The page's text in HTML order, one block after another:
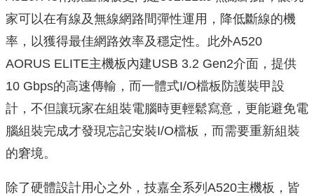
家可以在有線及無線網路間彈性運用，降低斷線的機
率，以獲得最佳網路效率及穩定性。此外A520
AORUS ELITE主機板內建USB 3.2 Gen2介面，提供
10 Gbps的高速傳輸，而一體式I/O檔板防護裝甲設
計，不但讓玩家在組裝電腦時更輕鬆寫意，更能避免電
腦組裝完成才發現忘記安裝I/O檔板，而需要重新組裝
的窘境。
除了硬體設計用心之外，技嘉全系列A520主機板，皆